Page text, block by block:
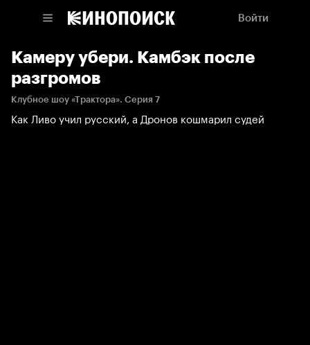
Войти
Камеру убери. Камбэк после
разгромов
Клубное шоу «Трактора». Серия 7
Как Ливо учил русский, а Дронов кошмарил судей